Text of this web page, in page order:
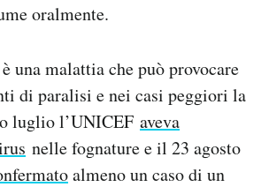
oralmente.
una malattia che può provocare
di paralisi e nei casi peggiori la
luglio l’UNICEF aveva
nelle fognature e il 23 agosto
almeno un caso di un